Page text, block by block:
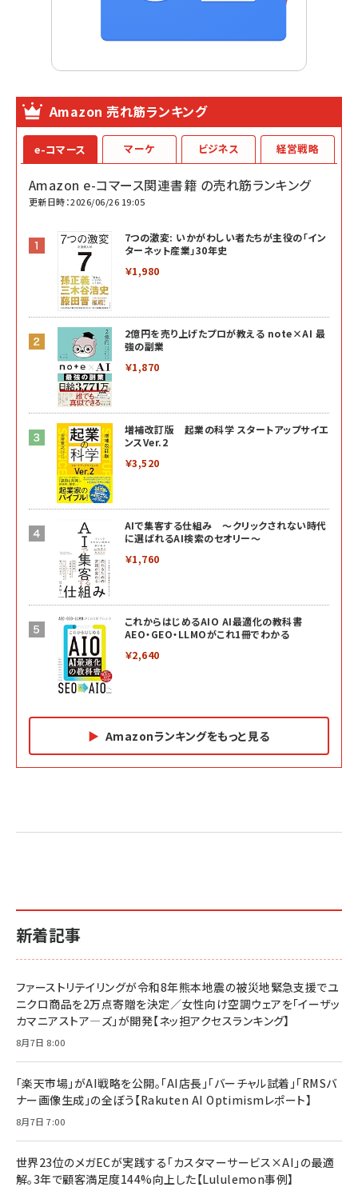
Amazon 売れ筋ランキング
e-コマース
Amazon e-コマース関連書籍 の売れ筋ランキング
更新日時：2026/06/26 19:05
7つの激変: いかがわしい者たちが主役の「イン
ターネット産業」30年史
￥1,980
2億円を売り上げたプロが教える note×AI 最
強の副業
￥1,870
増補改訂版 起業の科学 スタートアップサイエ
ンスVer.2
￥3,520
AIで集客する仕組み ～クリックされない時代
に選ばれるAI検索のセオリー～
￥1,760
これからはじめるAIO AI最適化の教科書
AEO・GEO・LLMOがこれ1冊でわかる
￥2,640
Amazonランキングをもっと見る
マーケ
2億円を売り上げたプロが教える note×AI 最強の
小さな会社は戦略が9割
￥1,815
マーケティングの真実 P&G・グリコで学んだ失敗
￥2,200
ビジネス
anan(アンアン)2026/07/01号 No.2501[魅せる
anan(アンアン)2026/06/24号 No.2500増刊
anan(アンアン)2026/07/08号 No.2502[2026
年後半、あなたの恋と運命／山田涼介]
￥880
ママ投資家が育休中に１億貯めた株式投資
￥1,870
￥1,980
経営戦略
ベインキャピタル 企業価値向上力の秘密
ルな本質」
￥2,750
フィードバック経営 「沈黙の組織」から「高め合う
Amazonランキングをもっと見る
新着記事
ファーストリテイリングが令和8年熊本地震の被災地緊急支援でユ
ニクロ商品を2万点寄贈を決定／女性向け空調ウェアを「イーザッ
カマニアストア―ズ」が開発【ネッ担アクセスランキング】
8月7日 8:00
「楽天市場」がAI戦略を公開。「AI店長」「バーチャル試着」「RMSバ
ナー画像生成」の全ぼう【Rakuten AI Optimismレポート】
8月7日 7:00
世界23位のメガECが実践する「カスタマーサービス×AI」の最適
解。3年で顧客満足度144%向上した【Lululemon事例】